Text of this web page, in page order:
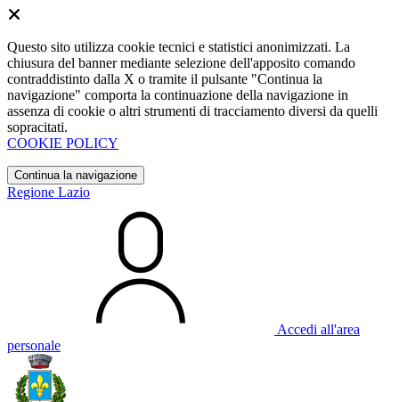
Questo sito utilizza cookie tecnici e statistici anonimizzati. La
chiusura del banner mediante selezione dell'apposito comando
contraddistinto dalla X o tramite il pulsante "Continua la
navigazione" comporta la continuazione della navigazione in
assenza di cookie o altri strumenti di tracciamento diversi da quelli
sopracitati.
COOKIE POLICY
Continua la navigazione
Regione Lazio
Accedi all'area
personale